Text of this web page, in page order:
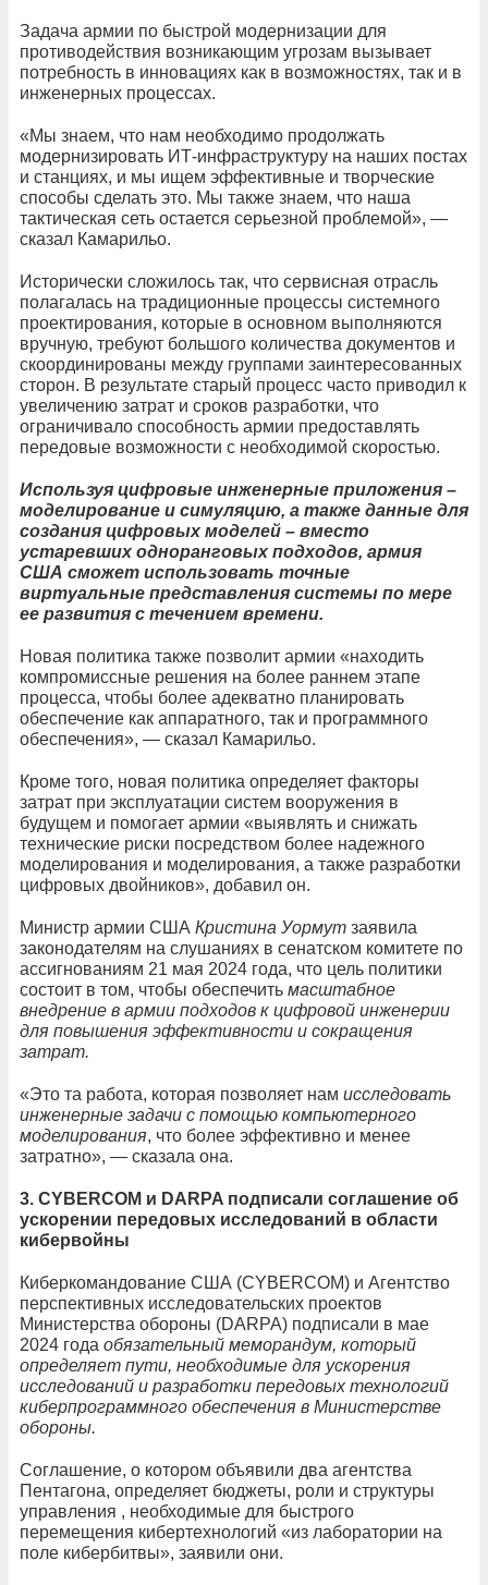
Задача армии по быстрой модернизации для
противодействия возникающим угрозам вызывает
потребность в инновациях как в возможностях, так и в
инженерных процессах.
«Мы знаем, что нам необходимо продолжать
модернизировать ИТ-инфраструктуру на наших постах
и ​​станциях, и мы ищем эффективные и творческие
способы сделать это. Мы также знаем, что наша
тактическая сеть остается серьезной проблемой», —
сказал Камарильо.
Исторически сложилось так, что сервисная отрасль
полагалась на традиционные процессы системного
проектирования, которые в основном выполняются
вручную, требуют большого количества документов и
скоординированы между группами заинтересованных
сторон. В результате старый процесс часто приводил к
увеличению затрат и сроков разработки, что
ограничивало способность армии предоставлять
передовые возможности с необходимой скоростью.
Используя цифровые инженерные приложения –
моделирование и симуляцию, а также данные для
создания цифровых моделей – вместо
устаревших одноранговых подходов, армия
США сможет использовать точные
виртуальные представления системы по мере
ее развития с течением времени.
Новая политика также позволит армии «находить
компромиссные решения на более раннем этапе
процесса, чтобы более адекватно планировать
обеспечение как аппаратного, так и программного
обеспечения», — сказал Камарильо.
Кроме того, новая политика определяет факторы
затрат при эксплуатации систем вооружения в
будущем и помогает армии «выявлять и снижать
технические риски посредством более надежного
моделирования и моделирования, а также разработки
цифровых двойников», добавил он.
Министр армии США Кристина Уормут заявила
законодателям на слушаниях в сенатском комитете по
ассигнованиям 21 мая 2024 года, что цель политики
состоит в том, чтобы обеспечить масштабное
внедрение в армии подходов к цифровой инженерии
для повышения эффективности и сокращения
затрат.
«Это та работа, которая позволяет нам исследовать
инженерные задачи с помощью компьютерного
моделирования, что более эффективно и менее
затратно», — сказала она.
3. CYBERCOM и DARPA подписали соглашение об
ускорении передовых исследований в области
кибервойны
Киберкомандование США (СYBERCOM) и Агентство
перспективных исследовательских проектов
Министерства обороны (DARPA) подписали в мае
2024 года обязательный меморандум, который
определяет пути, необходимые для ускорения
исследований и разработки передовых технологий
киберпрограммного обеспечения в Министерстве
обороны.
Соглашение, о котором объявили два агентства
Пентагона, определяет бюджеты, роли и структуры
управления , необходимые для быстрого
перемещения кибертехнологий «из лаборатории на
поле кибербитвы», заявили они.